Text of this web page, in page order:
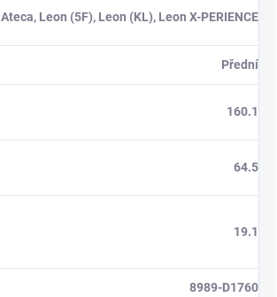
Ateca, Leon (5F), Leon (KL), Leon X-PERIENCE
Přední
160.1
64.5
19.1
8989-D1760